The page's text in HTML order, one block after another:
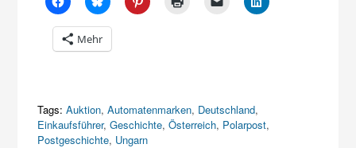
Mehr
Tags: Auktion,Automatenmarken, Deutschland,
Einkaufsführer,Geschichte,Österreich, Polarpost,
Postgeschichte, Ungarn